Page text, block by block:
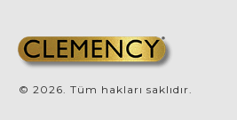
© 2026 . Tüm hakları saklıdır.